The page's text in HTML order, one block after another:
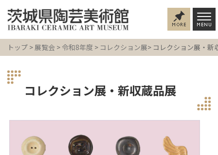
トップ >展覧会 > 令和8年度 > コレクション展> コレクション展・新
コレクション展・新収蔵品展